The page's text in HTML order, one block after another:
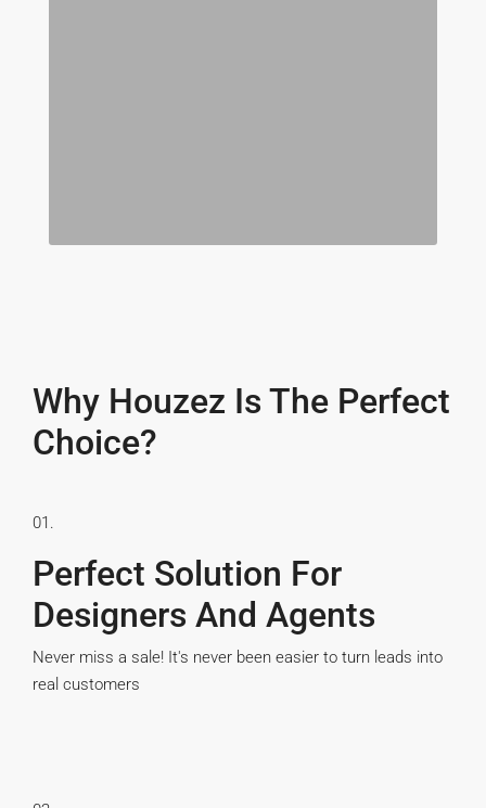
Why Houzez Is The Perfect
Choice?
01.
Perfect Solution For
Designers And Agents
Never miss a sale! It's never been easier to turn leads into
real customers